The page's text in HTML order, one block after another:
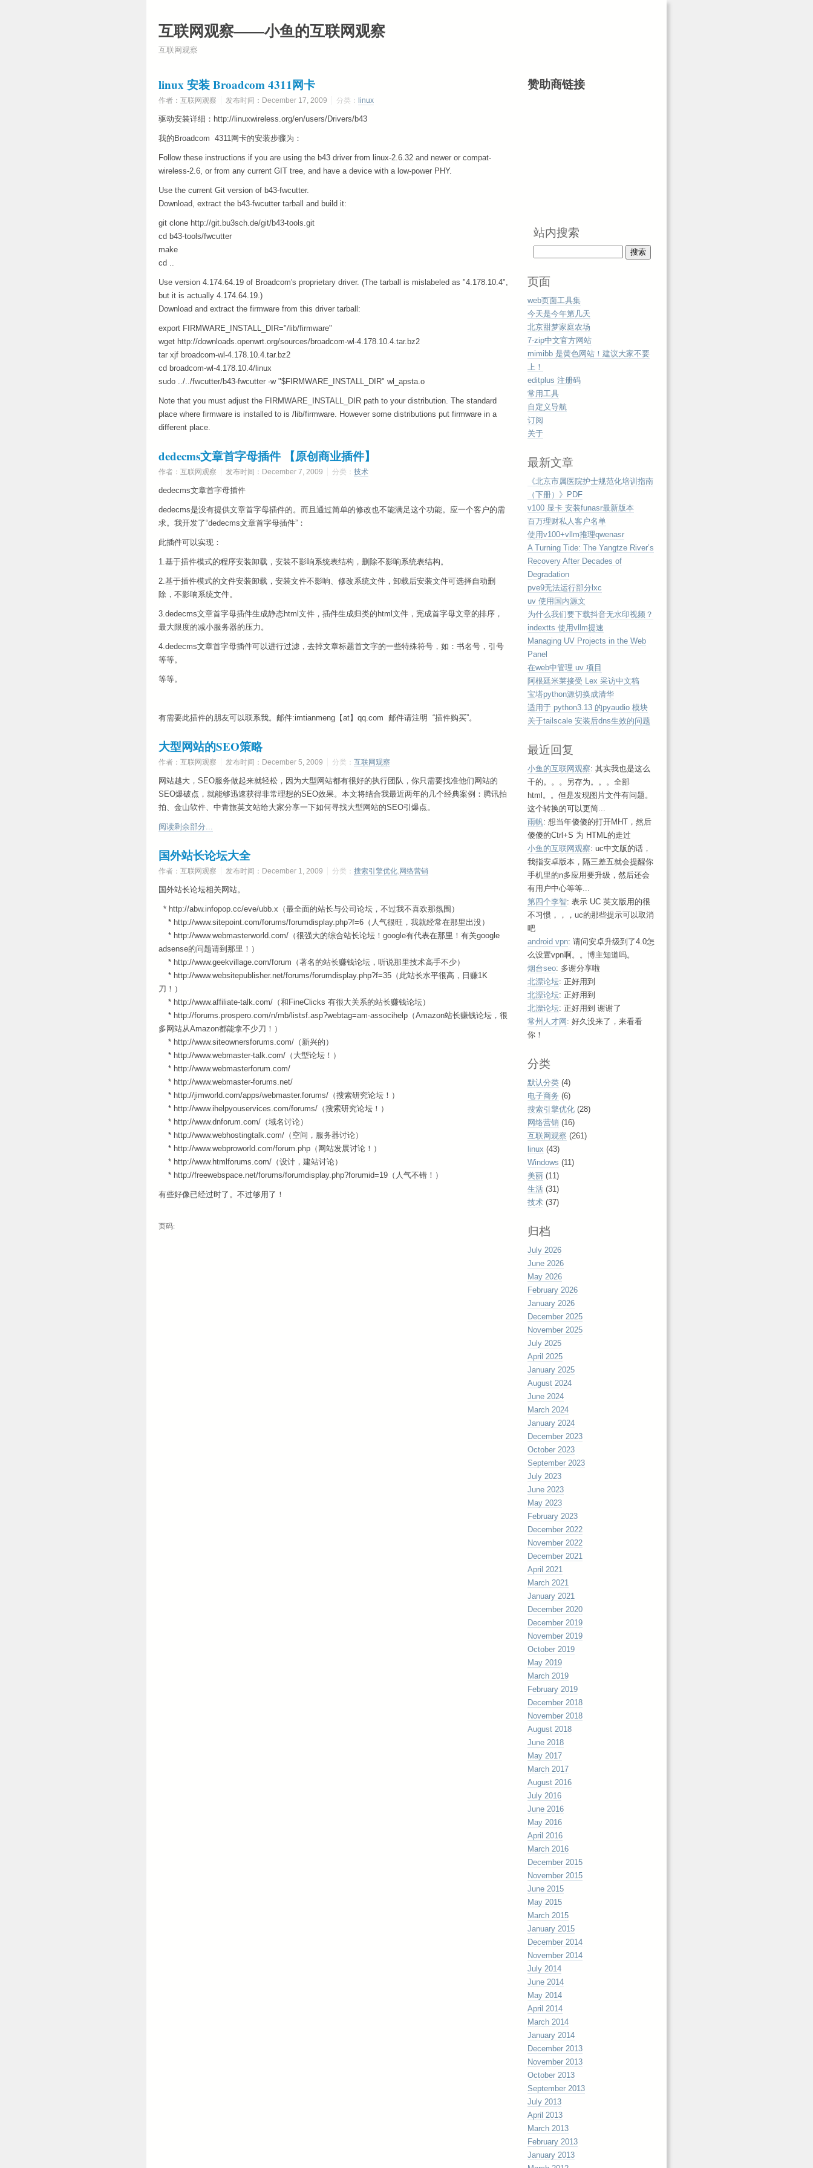
互联网观察——小鱼的互联网观察
互联网观察
linux 安装 Broadcom 4311网卡
作者：互联网观察 发布时间：December 17, 2009 分类： linux
驱动安装详细：http://linuxwireless.org/en/users/Drivers/b43
我的Broadcom 4311网卡的安装步骤为：
Follow these instructions if you are using the b43 driver from linux-2.6.32 and newer or compat-
wireless-2.6, or from any current GIT tree, and have a device with a low-power PHY.
Use the current Git version of b43-fwcutter.
Download, extract the b43-fwcutter tarball and build it:
git clone http://git.bu3sch.de/git/b43-tools.git
cd b43-tools/fwcutter
make
cd ..
Use version 4.174.64.19 of Broadcom's proprietary driver. (The tarball is mislabeled as "4.178.10.4",
but it is actually 4.174.64.19.)
Download and extract the firmware from this driver tarball:
export FIRMWARE_INSTALL_DIR="/lib/firmware"
wget http://downloads.openwrt.org/sources/broadcom-wl-4.178.10.4.tar.bz2
tar xjf broadcom-wl-4.178.10.4.tar.bz2
cd broadcom-wl-4.178.10.4/linux
sudo ../../fwcutter/b43-fwcutter -w "$FIRMWARE_INSTALL_DIR" wl_apsta.o
Note that you must adjust the FIRMWARE_INSTALL_DIR path to your distribution. The standard
place where firmware is installed to is /lib/firmware. However some distributions put firmware in a
different place.
dedecms文章首字母插件 【原创商业插件】
作者：互联网观察 发布时间：December 7, 2009 分类： 技术
dedecms文章首字母插件
dedecms是没有提供文章首字母插件的。而且通过简单的修改也不能满足这个功能。应一个客户的需
求。我开发了“dedecms文章首字母插件”：
此插件可以实现：
1.基于插件模式的程序安装卸载，安装不影响系统表结构，删除不影响系统表结构。
2.基于插件模式的文件安装卸载，安装文件不影响、修改系统文件，卸载后安装文件可选择自动删
除，不影响系统文件。
3.dedecms文章首字母插件生成静态html文件，插件生成归类的html文件，完成首字母文章的排序，
最大限度的减小服务器的压力。
4.dedecms文章首字母插件可以进行过滤，去掉文章标题首文字的一些特殊符号，如：书名号，引号
等等。
等等。
有需要此插件的朋友可以联系我。邮件:imtianmeng【at】qq.com 邮件请注明 “插件购买”。
大型网站的SEO策略
作者：互联网观察 发布时间：December 5, 2009 分类： 互联网观察
网站越大，SEO服务做起来就轻松，因为大型网站都有很好的执行团队，你只需要找准他们网站的
SEO爆破点，就能够迅速获得非常理想的SEO效果。本文将结合我最近两年的几个经典案例：腾讯拍
拍、金山软件、中青旅英文站给大家分享一下如何寻找大型网站的SEO引爆点。
阅读剩余部分...
国外站长论坛大全
作者：互联网观察 发布时间：December 1, 2009 分类： 搜索引擎优化, 网络营销
国外站长论坛相关网站。
* http://abw.infopop.cc/eve/ubb.x（最全面的站长与公司论坛，不过我不喜欢那氛围）
* http://www.sitepoint.com/forums/forumdisplay.php?f=6（人气很旺，我就经常在那里出没）
* http://www.webmasterworld.com/（很强大的综合站长论坛！google有代表在那里！有关google
adsense的问题请到那里！）
* http://www.geekvillage.com/forum（著名的站长赚钱论坛，听说那里技术高手不少）
* http://www.websitepublisher.net/forums/forumdisplay.php?f=35（此站长水平很高，日赚1K
刀！）
* http://www.affiliate-talk.com/（和FineClicks 有很大关系的站长赚钱论坛）
* http://forums.prospero.com/n/mb/listsf.asp?webtag=am-associhelp（Amazon站长赚钱论坛，很
多网站从Amazon都能拿不少刀！）
* http://www.siteownersforums.com/（新兴的）
* http://www.webmaster-talk.com/（大型论坛！）
* http://www.webmasterforum.com/
* http://www.webmaster-forums.net/
* http://jimworld.com/apps/webmaster.forums/（搜索研究论坛！）
* http://www.ihelpyouservices.com/forums/（搜索研究论坛！）
* http://www.dnforum.com/（域名讨论）
* http://www.webhostingtalk.com/（空间，服务器讨论）
* http://www.webproworld.com/forum.php（网站发展讨论！）
* http://www.htmlforums.com/（设计，建站讨论）
* http://freewebspace.net/forums/forumdisplay.php?forumid=19（人气不错！）
有些好像已经过时了。不过够用了！
页码:
赞助商链接
站内搜索
页面
web页面工具集
今天是今年第几天
北京甜梦家庭农场
7-zip中文官方网站
mimibb 是黄色网站！建议大家不要
上！
editplus 注册码
常用工具
自定义导航
订阅
关于
最新文章
《北京市属医院护士规范化培训指南
（下册）》PDF
v100 显卡 安装funasr最新版本
百万理财私人客户名单
使用v100+vllm推理qwenasr
A Turning Tide: The Yangtze River’s
Recovery After Decades of
Degradation
pve9无法运行部分lxc
uv 使用国内源文
为什么我们要下载抖音无水印视频？
indextts 使用vllm提速
Managing UV Projects in the Web
Panel
在web中管理 uv 项目
阿根廷米莱接受 Lex 采访中文稿
宝塔python源切换成清华
适用于 python3.13 的pyaudio 模块
关于tailscale 安装后dns生效的问题
最近回复
小鱼的互联网观察: 其实我也是这么
干的。。。另存为。。。全部
html。。但是发现图片文件有问题。
这个转换的可以更简...
雨帆: 想当年傻傻的打开MHT，然后
傻傻的Ctrl+S 为 HTML的走过
小鱼的互联网观察: uc中文版的话，
我指安卓版本，隔三差五就会提醒你
手机里的n多应用要升级，然后还会
有用户中心等等...
第四个李智: 表示 UC 英文版用的很
不习惯，，，uc的那些提示可以取消
吧
android vpn: 请问安卓升级到了4.0怎
么设置vpn啊。。博主知道吗。
烟台seo: 多谢分享啦
北漂论坛: 正好用到
北漂论坛: 正好用到
北漂论坛: 正好用到 谢谢了
常州人才网 : 好久没来了，来看看
你！
分类
默认分类 (4)
电子商务 (6)
搜索引擎优化 (28)
网络营销 (16)
互联网观察 (261)
linux (43)
Windows (11)
美丽 (11)
生活 (31)
技术 (37)
归档
July 2026
June 2026
May 2026
February 2026
January 2026
December 2025
November 2025
July 2025
April 2025
January 2025
August 2024
June 2024
March 2024
January 2024
December 2023
October 2023
September 2023
July 2023
June 2023
May 2023
February 2023
December 2022
November 2022
December 2021
April 2021
March 2021
January 2021
December 2020
December 2019
November 2019
October 2019
May 2019
March 2019
February 2019
December 2018
November 2018
August 2018
June 2018
May 2017
March 2017
August 2016
July 2016
June 2016
May 2016
April 2016
March 2016
December 2015
November 2015
June 2015
May 2015
March 2015
January 2015
December 2014
November 2014
July 2014
June 2014
May 2014
April 2014
March 2014
January 2014
December 2013
November 2013
October 2013
September 2013
July 2013
April 2013
March 2013
February 2013
January 2013